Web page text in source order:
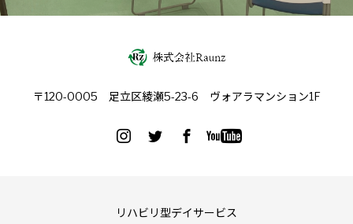
〒120-0005 足立区綾瀬5-23-6 ヴォアラマンション1F
リハビリ型デイサービス